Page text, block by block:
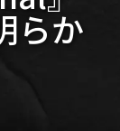
らか